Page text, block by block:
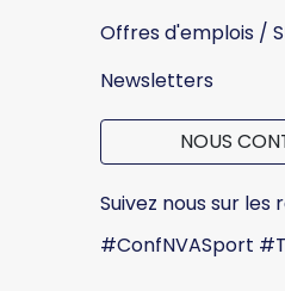
Offres d'emplois /
Newsletters
NOUS
Suivez nous sur les
#ConfNVASport